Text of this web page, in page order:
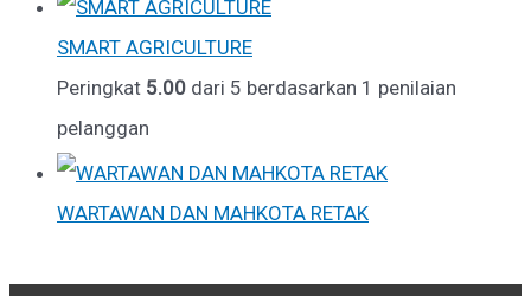
SMART AGRICULTURE
Peringkat 5.00 dari 5 berdasarkan 1 penilaian
pelanggan
WARTAWAN DAN MAHKOTA RETAK